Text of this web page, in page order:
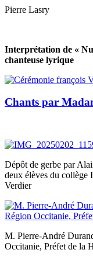
Pierre Lasry
Interprétation de «
chanteuse lyrique
Chants par
Dépôt de gerbe par
deux élèves du collège
Verdier
M. Pierre-André
Occitanie, Préfet de la